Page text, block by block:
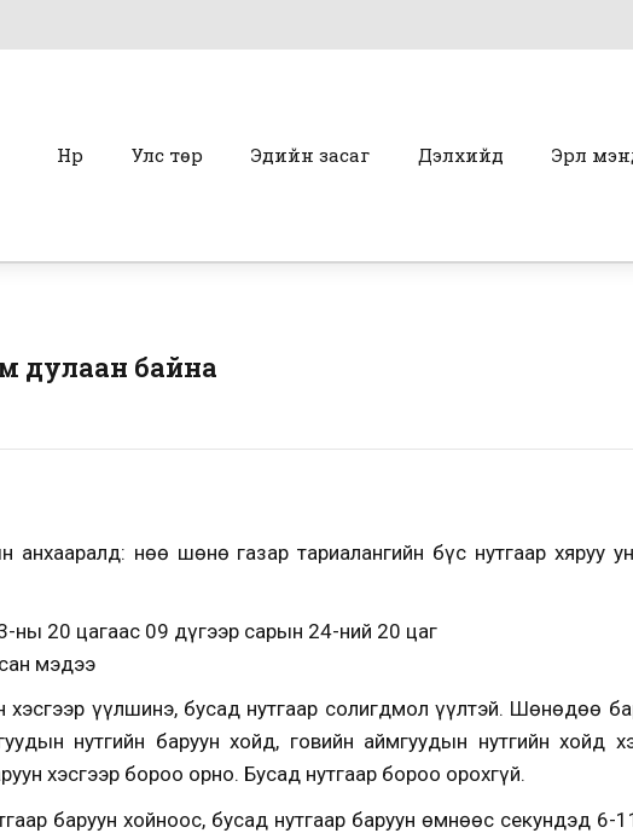
Нүүр Улс төр Эдийн засаг Дэлхийд Эрүүл
дулаан байна
анхааралд: Өнөө шөнө газар тариалангийн бүс нутгаар хяруу
20 цагаас 09 дүгээр сарын 24-ний 20 цаг
мэдээ
хэсгээр үүлшинэ, бусад нутгаар солигдмол үүлтэй. Шөнөдөө
нутгийн баруун хойд, говийн аймгуудын нутгийн хойд
хэсгээр бороо орно. Бусад нутгаар бороо орохгүй.
баруун хойноос, бусад нутгаар баруун өмнөөс секундэд 6-